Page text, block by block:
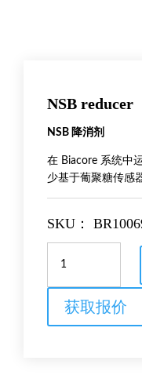
NSB reducer
NSB 降消剂
在 Biacore 系统中
少基于葡聚糖传感
SKU：
reducer
获取报价